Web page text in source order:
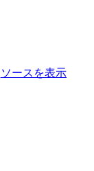
ソースを表示